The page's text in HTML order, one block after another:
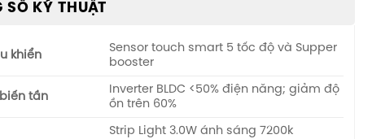
SỐ KỸ THUẬT
khiển
Sensor touch smart 5 tốc độ và Supper
booster
tần
Inverter BLDC <50% điện năng; giảm độ
ồn trên 60%
Strip Light 3.0W ánh sáng 7200k